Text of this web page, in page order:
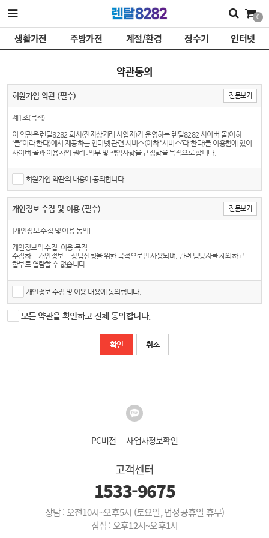
0
생활가전 주방가전 계절/환경 정수기 인터넷
약관동의
회원가입 약관 (필수) 전문보기
제1조(목적)
이 약관은 렌탈8282 회사(전자상거래 사업자)가 운영하는 렌탈8282 사이버 몰(이하
“몰”이라 한다)에서 제공하는 인터넷 관련 서비스(이하 “서비스”라 한다)를 이용함에 있어
사이버 몰과 이용자의 권리․의무 및 책임사항을 규정함을 목적으로 합니다.
※「PC통신, 무선 등을 이용하는 전자상거래에 대해서도 그 성질에 반하지 않는 한 이 약관
을 준용합니다.」
제2조(정의)
① “몰”이란 렌탈8282 회사가 재화 또는 용역(이하 “재화 등”이라 함)을 이용자에게 제공하
기 위하여 컴퓨터 등 정보통신설비를 이용하여 재화 등을 거래할 수 있도록 설정한 가상의
영업장을 말하며, 아울러 사이버몰을 운영하는 사업자의 의미로도 사용합니다.
② “이용자”란 “몰”에 접속하여 이 약관에 따라 “몰”이 제공하는 서비스를 받는 회원 및 비회
원을 말합니다.
를 이용할 수 있는 자를 말합니다.
④ ‘비회원’이라 함은 회원에 가입하지 않고 “몰”이 제공하는 서비스를 이용하는 자를 말합
니다.
제3조 (약관 등의 명시와 설명 및 개정)
리할 수 있는 곳의 주소를 포함), 전화번호․모사전송번호․전자우편주소, 사업자등록번호,
통신판매업 신고번호, 개인정보관리책임자등을 이용자가 쉽게 알 수 있도록 렌탈8282 사
팝업화면 등을 제공하여 이용자의 확인을 구하여야 합니다.
③ “몰”은 「전자상거래 등에서의 소비자보호에 관한 법률」, 「약관의 규제에 관한 법률」, 「전
자문서 및 전자거래기본법」, 「전자금융거래법」, 「전자서명법」, 「정보통신망 이용촉진 및 정
보보호 등에 관한 법률」, 「방문판매 등에 관한 법률」, 「소비자기본법」 등 관련 법을 위배하지
않는 범위에서 이 약관을 개정할 수 있습니다.
④ “몰”이 약관을 개정할 경우에는 적용일자 및 개정사유를 명시하여 현행약관과 함께 몰의
불리하게 약관내용을 변경하는 경우에는 최소한 30일 이상의 사전 유예기간을 두고 공지
합니다. 이 경우 "몰“은 개정 전 내용과 개정 후 내용을 명확하게 비교하여 이용자가 알기
⑤ “몰”이 약관을 개정할 경우에는 그 개정약관은 그 적용일자 이후에 체결되는 계약에만
적용되고 그 이전에 이미 체결된 계약에 대해서는 개정 전의 약관조항이 그대로 적용됩니
회원가입 약관의 내용에 동의합니다
개인정보 수집 및 이용 (필수) 전문보기
[개인정보 수집 및 이용 동의]
개인정보의 수집, 이용 목적
수집하는 개인정보는 상담신청을 위한 목적으로만 사용되며, 관련 담당자를 제외하고는
함부로 열람할 수 없습니다.
수집하려는 개인정보의 항목
개인정보보호법 제15조에 따라 개인정보의 수집, 이용 시 본인의 동의를 얻어야 하는 정보
를 수집하고 있습니다. 수집, 이용 목적에 따라 수집하고 있는 항목은 아래와 같습니다.
- 필수 항목 : 이메일
- 수집 된 개인정보는 내부 방침 및 기타 관련 법령에 따라 일정 기간 저장된 후 혹은 즉시
파기 됩니다.
개인정보 수집 및 이용 내용에 동의합니다.
모든 약관을 확인하고 전체 동의합니다.
취소
PC버전 사업자정보확인
고객센터
1533-9675
상담 : 오전10시~오후5시 (토요일, 법정공휴일 휴무)
점심 : 오후12시~오후1시